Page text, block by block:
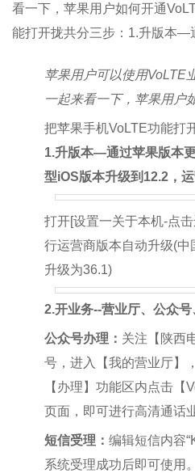
看一下，苹果用户如何开通
能打开拢共分三步：1.升版本—
苹果用户可以使用VoLTE
一起来看一下，苹果用户
把苹果手机VoLTE功能打
1.升版本—通过苹果版本
型iOS版本升级到12.2，运
打开[设置一关于本机-点
行运营商版本自动升级(
升级为36.1)
2.开业务--营业厅、公众
公众号办理： 关注【陕西
号，进入【我的营业厅】
【办理】功能区内点击【
页面，即可进行高清通话
短信受理： 编辑短信内容
系统受理成功后即可使用。